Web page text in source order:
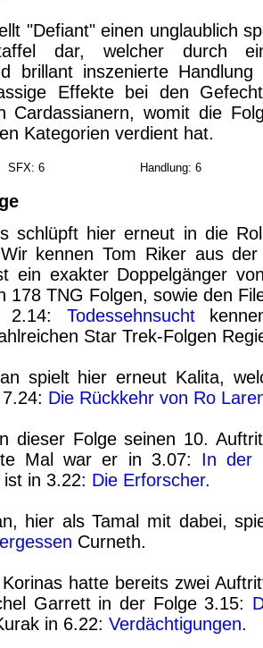
"Defiant" einen unglaublich
dar, welcher durch
brillant inszenierte Handlung
Effekte bei den
Cardassianern, womit die
Kategorien verdient hat.
SFX: 6 Handlung: 6
schlüpft hier erneut in die
kennen Tom Riker aus
ein exakter Doppelgänger
178 TNG Folgen, sowie den
2.14: Todessehnsucht
Star Trek-Folgen
spielt hier erneut Kalita,
Die Rückkehr von Ro
dieser Folge seinen 10.
Mal war er in 3.07: In der
in 3.22: Die Erforscher.
hier als Tamal mit dabei,
Curneth.
hatte bereits zwei
Garrett in der Folge 3.15:
in 6.22: Verdächtigungen.